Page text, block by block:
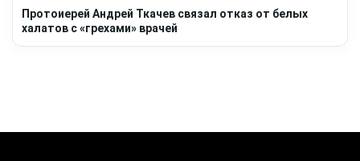
Протоиерей Андрей Ткачев связал отказ от белых
халатов с «грехами» врачей